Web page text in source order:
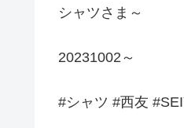
シャツさま～
20231002～
#シャツ #西友